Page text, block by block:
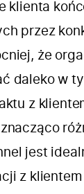
klienta
przez
że
daleko w
z
jest
z